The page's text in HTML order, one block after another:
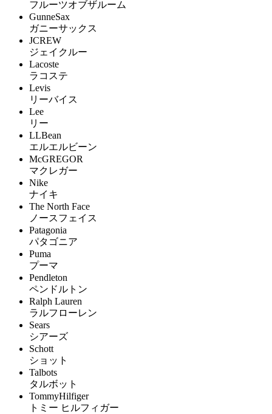
フルーツオブザルーム
GunneSax
ガニーサックス
JCREW
ジェイクルー
Lacoste
ラコステ
Levis
リーバイス
Lee
リー
LLBean
エルエルビーン
McGREGOR
マクレガー
Nike
ナイキ
The North Face
ノースフェイス
Patagonia
パタゴニア
Puma
プーマ
Pendleton
ペンドルトン
Ralph Lauren
ラルフローレン
Sears
シアーズ
Schott
ショット
Talbots
タルボット
TommyHilfiger
トミー ヒルフィガー